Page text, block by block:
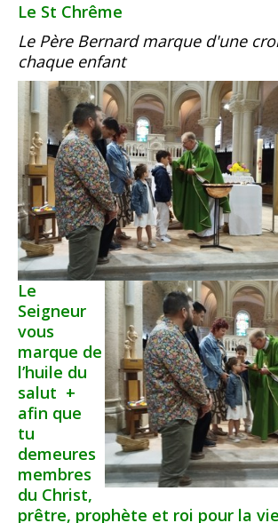
Le St Chrême
Le Père Bernard marque d'une
chaque enfant
Le
Seigneur
vous
marque de
l’huile du
salut +
afin que
tu
demeures
membres
du Christ,
prêtre, prophète et roi pour la